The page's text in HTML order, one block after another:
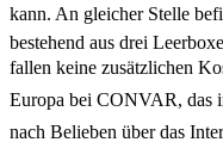
kann. An gleicher Stelle
bestehend aus drei
fallen keine zusätzlichen
Europa bei CONVAR, das
nach Belieben über das